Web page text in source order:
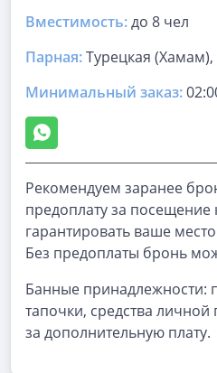
Вместимость:до 8 чел
Парная:Турецкая
Минимальный заказ:
Рекомендуем заранее
предоплату за посещение
гарантировать ваше
Без предоплаты бронь
Банные принадлежности:
тапочки, средства личной
за дополнительную плату.